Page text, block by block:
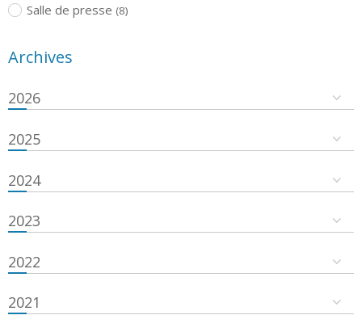
Salle de presse (8)
Archives
2026
2025
2024
2023
2022
2021